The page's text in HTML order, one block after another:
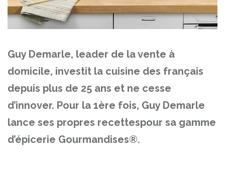
Guy Demarle, leader de la vente à
domicile, investit la cuisine des français
depuis plus de 25 ans et ne cesse
d’innover. Pour la 1ère fois, Guy Demarle
lance ses propres recettespour sa gamme
d’épicerie Gourmandises®.